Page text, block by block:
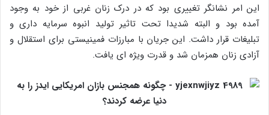
این امر نشانگر تغییری بود که در درک زنان غربی از خود به وجود
آمده بود و البته شدیدا تحت تاثیر تولید انبوه سرمایه‌ داری و
تبلیغات قرار داشت. این جریان با مبارزات فمینیستی برای استقلال و
آزادی زنان همزمان شد و قدرت ویژه‌ ای یافت.